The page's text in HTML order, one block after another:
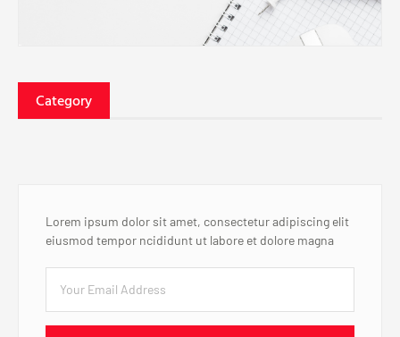
Category
Lorem ipsum dolor sit amet, consectetur adipiscing elit
eiusmod tempor ncididunt ut labore et dolore magna